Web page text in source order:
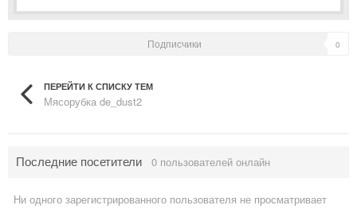
Подписчики 0
ПЕРЕЙТИ К СПИСКУ ТЕМ
Мясорубка de_dust2
Последние посетители 0 пользователей онлайн
Ни одного зарегистрированного пользователя не просматривает